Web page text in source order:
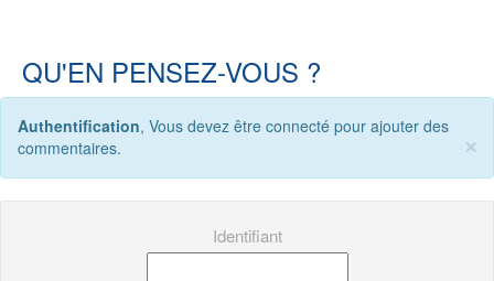
QU'EN PENSEZ-VOUS ?
Authentification, Vous devez être connecté pour ajouter des
commentaires.
×
Identifiant